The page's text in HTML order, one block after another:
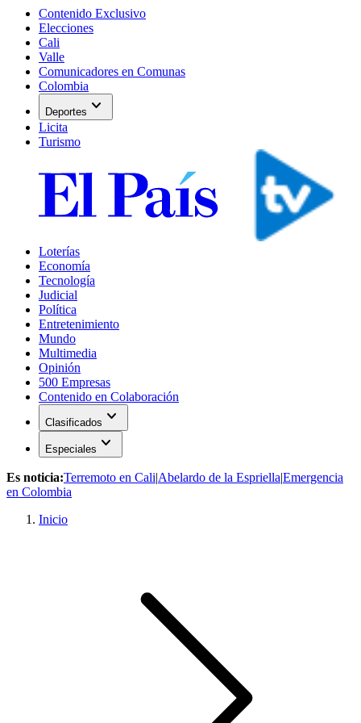
Contenido Exclusivo
Elecciones
Cali
Valle
Comunicadores en Comunas
Colombia
Deportes expand_more
Licita
Turismo
Loterías
Economía
Tecnología
Judicial
Política
Entretenimiento
Mundo
Multimedia
Opinión
500 Empresas
Contenido en Colaboración
Clasificados expand_more
Especiales expand_more
Es noticia:Terremoto en Cali|Abelardo de la Espriella|Emergencia
en Colombia
Inicio